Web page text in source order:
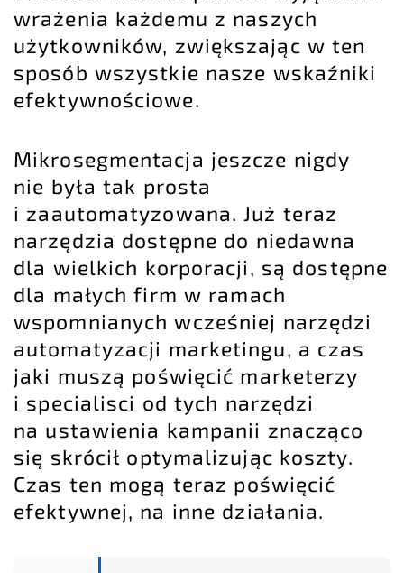
wrażenia każdemu z naszych
użytkowników, zwiększając w ten
sposób wszystkie nasze wskaźniki
efektywnościowe.
Mikrosegmentacja jeszcze nigdy
nie była tak prosta
i zaautomatyzowana. Już teraz
narzędzia dostępne do niedawna
dla wielkich korporacji, są dostępne
dla małych firm w ramach
wspomnianych wcześniej narzędzi
automatyzacji marketingu, a czas
jaki muszą poświęcić marketerzy
i specialisci od tych narzędzi
na ustawienia kampanii znacząco
się skrócił optymalizując koszty.
Czas ten mogą teraz poświęcić
efektywnej, na inne działania.